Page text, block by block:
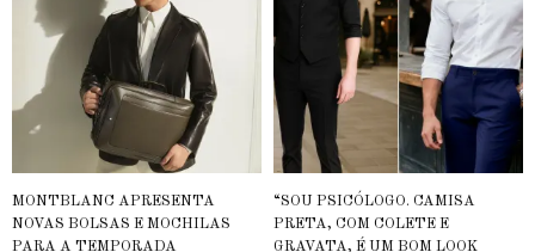
MONTBLANC APRESENTA
NOVAS BOLSAS E MOCHILAS
PARA A TEMPORADA
“SOU PSICÓLOGO. CAMISA
PRETA, COM COLETE E
GRAVATA, É UM BOM LOOK